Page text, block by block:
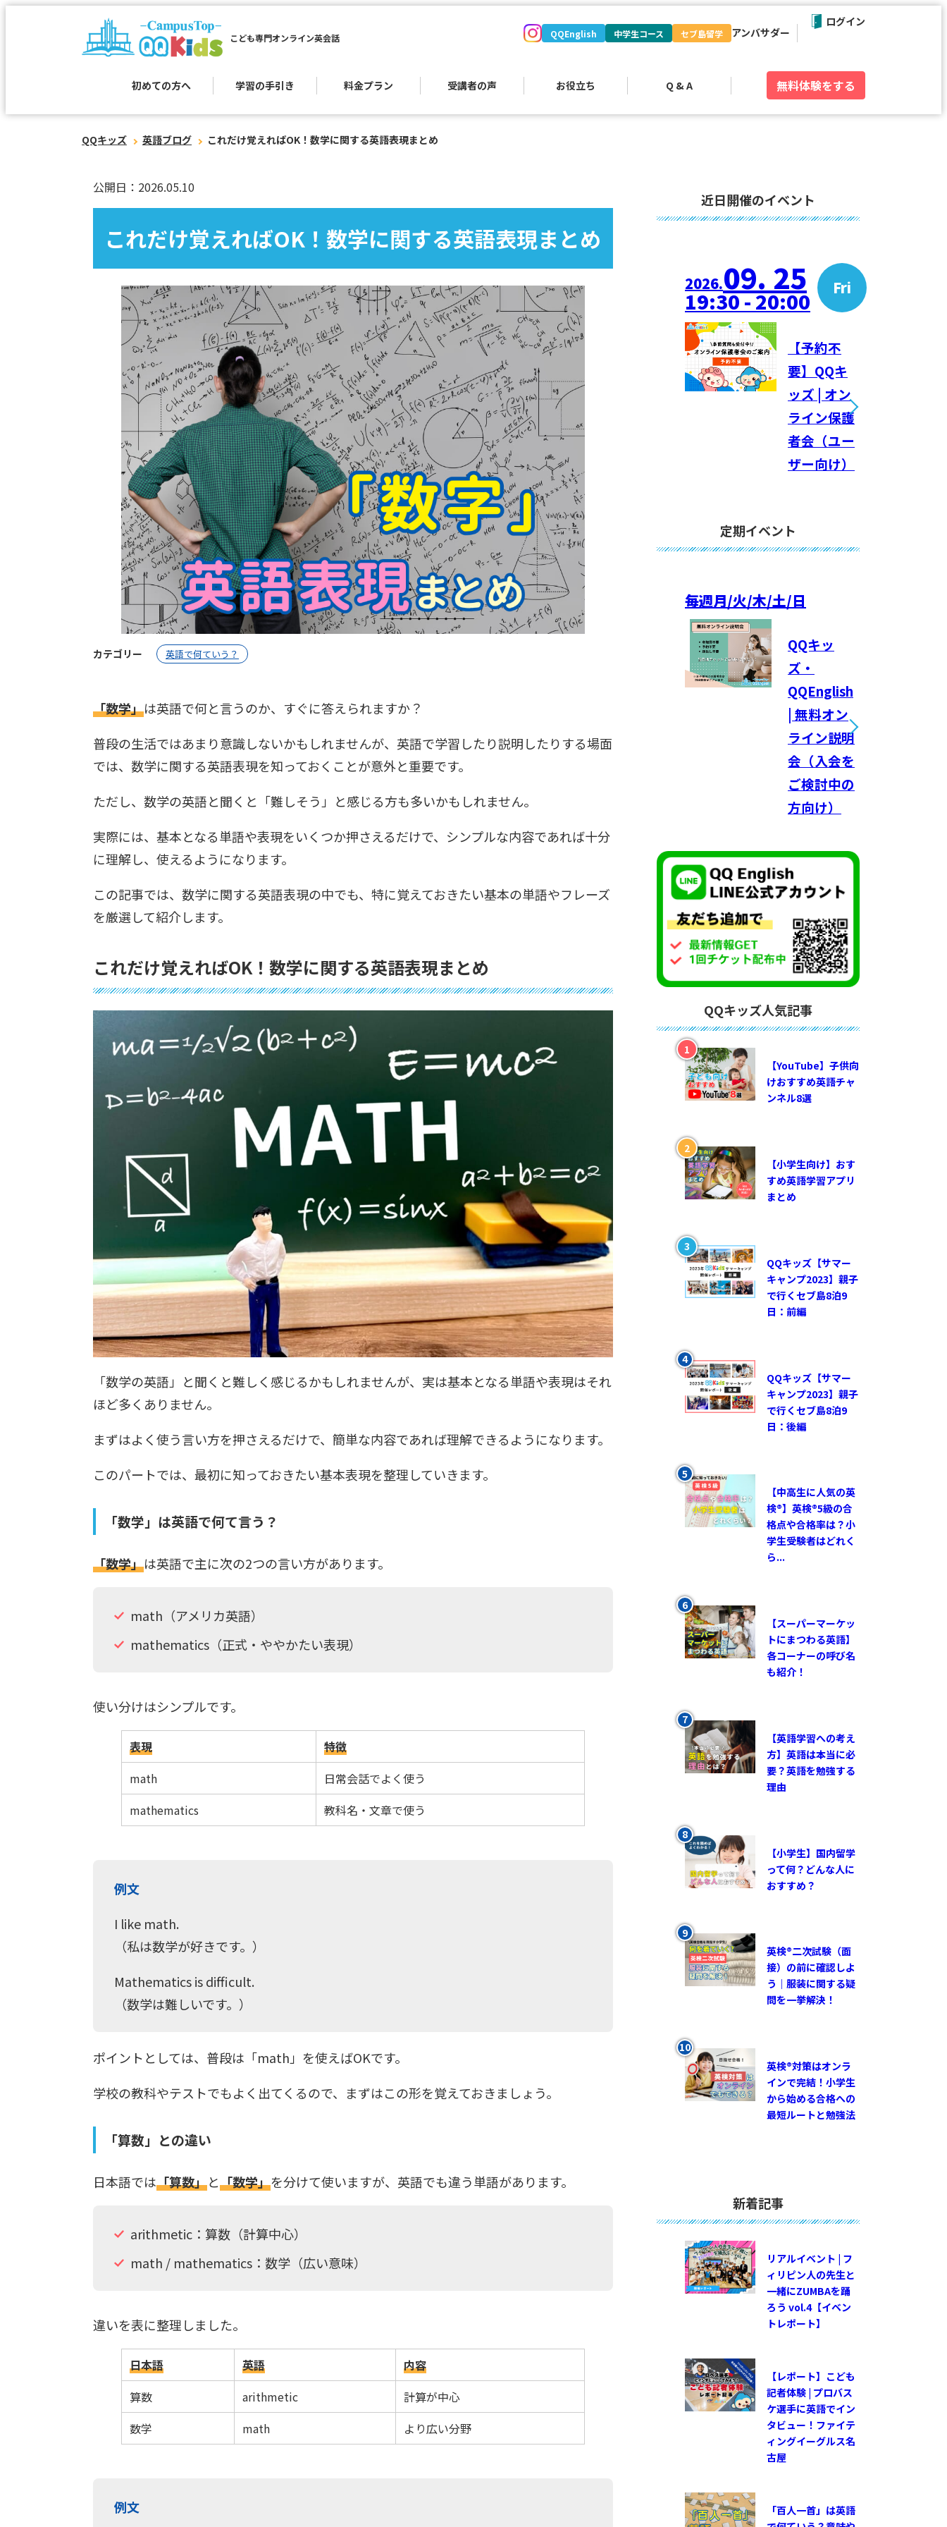
こども専門オンライン英会話
初めての方へ 学習の手引き 料金プラン 受講者の声 お役立ち Q & A
QQEnglish 中学生コース セブ島留学 アンバサダー
無料体験をする
ログイン
QQキッズ 英語ブログ これだけ覚えればOK！数学に関する英語表現まとめ
公開日：2026.05.10
これだけ覚えればOK！数学に関する英語表現まとめ
カテゴリー 英語で何ていう？
「数学」は英語で何と言うのか、すぐに答えられますか？
普段の生活ではあまり意識しないかもしれませんが、英語で学習したり説明したりする場面
では、数学に関する英語表現を知っておくことが意外と重要です。
ただし、数学の英語と聞くと「難しそう」と感じる方も多いかもしれません。
実際には、基本となる単語や表現をいくつか押さえるだけで、シンプルな内容であれば十分
に理解し、使えるようになります。
この記事では、数学に関する英語表現の中でも、特に覚えておきたい基本の単語やフレーズ
を厳選して紹介します。
これだけ覚えればOK！数学に関する英語表現まとめ
「数学の英語」と聞くと難しく感じるかもしれませんが、実は基本となる単語や表現はそれ
ほど多くありません。
まずはよく使う言い方を押さえるだけで、簡単な内容であれば理解できるようになります。
このパートでは、最初に知っておきたい基本表現を整理していきます。
「数学」は英語で何て言う？
「数学」は英語で主に次の2つの言い方があります。
math（アメリカ英語）
mathematics（正式・ややかたい表現）
使い分けはシンプルです。
表現
特徴
math
日常会話でよく使う
mathematics
教科名・文章で使う
例文
I like math.
（私は数学が好きです。）
Mathematics is difficult.
（数学は難しいです。）
ポイントとしては、普段は「math」を使えばOKです。
学校の教科やテストでもよく出てくるので、まずはこの形を覚えておきましょう。
「算数」との違い
日本語では「算数」と「数学」を分けて使いますが、英語でも違う単語があります。
arithmetic：算数（計算中心）
math / mathematics：数学（広い意味）
違いを表に整理しました。
日本語 英語
内容
算数
arithmetic
計算が中心
数学
math より広い分野
例文
近日開催のイベント
2026.09. 25 Fri
19:30 - 20:00
【予約不
要】QQキ
ッズ | オン
ライン保護
者会（ユー
ザー向け）
定期イベント
毎週月/火/木/土/日
QQキッ
ズ・
QQEnglish
| 無料オン
ライン説明
会（入会を
ご検討中の
方向け）
QQキッズ人気記事
【YouTube】子供向
けおすすめ英語チャ
ンネル8選
【小学生向け】おす
すめ英語学習アプリ
まとめ
QQキッズ【サマー
キャンプ2023】親子
で行くセブ島8泊9
日：前編
QQキッズ【サマー
キャンプ2023】親子
で行くセブ島8泊9
日：後編
【中高生に人気の英
検®︎】英検®︎5級の合
格点や合格率は？小
学生受験者はどれく
ら...
【スーパーマーケッ
トにまつわる英語】
各コーナーの呼び名
も紹介！
【英語学習への考え
方】英語は本当に必
要？英語を勉強する
理由
【小学生】国内留学
って何？どんな人に
おすすめ？
英検®︎二次試験（面
接）の前に確認しよ
う｜服装に関する疑
問を一挙解決！
英検®対策はオンラ
インで完結！小学生
から始める合格への
最短ルートと勉強法
新着記事
リアルイベント | フ
ィリピン人の先生と
一緒にZUMBAを踊
ろう vol.4【イベン
トレポート】
【レポート】こども
記者体験 | プロバス
ケ選手に英語でイン
タビュー！ファイテ
ィングイーグルス名
古屋
「百人一首」は英語